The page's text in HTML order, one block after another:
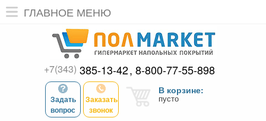
ГЛАВНОЕ МЕНЮ
+7(343) 385-13-42 8-800-77-55-898
Задать
вопрос
Заказать
звонок
В корзине:
пусто